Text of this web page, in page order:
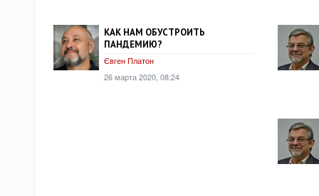
КАК НАМ ОБУСТРОИТЬ
ПАНДЕМИЮ?
Євген Платон
26 марта 2020, 08:24